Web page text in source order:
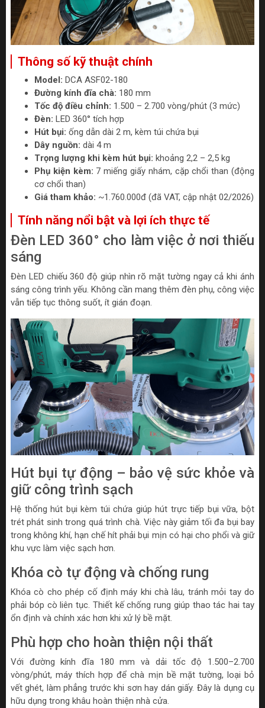
Thông số kỹ thuật chính
Model: DCA ASF02-180
Đường kính đĩa chà: 180 mm
Tốc độ điều chỉnh: 1.500 – 2.700 vòng/phút (3 mức)
Đèn: LED 360° tích hợp
Hút bụi: ống dẫn dài 2 m, kèm túi chứa bụi
Dây nguồn: dài 4 m
Trọng lượng khi kèm hút bụi: khoảng 2,2 – 2,5 kg
Phụ kiện kèm: 7 miếng giấy nhám, cặp chổi than (động
cơ chổi than)
Giá tham khảo: ~1.760.000đ (đã VAT, cập nhật 02/2026)
Tính năng nổi bật và lợi ích thực tế
Đèn LED 360° cho làm việc ở nơi thiếu
sáng
Đèn LED chiếu 360 độ giúp nhìn rõ mặt tường ngay cả khi ánh
sáng công trình yếu. Không cần mang thêm đèn phụ, công việc
vẫn tiếp tục thông suốt, ít gián đoạn.
Hút bụi tự động – bảo vệ sức khỏe và
giữ công trình sạch
Hệ thống hút bụi kèm túi chứa giúp hút trực tiếp bụi vữa, bột
trét phát sinh trong quá trình chà. Việc này giảm tối đa bụi bay
trong không khí, hạn chế hít phải bụi mịn có hại cho phổi và giữ
khu vực làm việc sạch hơn.
Khóa cò tự động và chống rung
Khóa cò cho phép cố định máy khi chà lâu, tránh mỏi tay do
phải bóp cò liên tục. Thiết kế chống rung giúp thao tác hai tay
ổn định và chính xác hơn khi xử lý bề mặt.
Phù hợp cho hoàn thiện nội thất
Với đường kính đĩa 180 mm và dải tốc độ 1.500–2.700
vòng/phút, máy thích hợp để chà mịn bề mặt tường, loại bỏ
vết ghét, làm phẳng trước khi sơn hay dán giấy. Đây là dụng cụ
hữu dụng trong khâu hoàn thiện nhà cửa.